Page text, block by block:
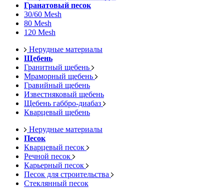
Гранатовый песок
30/60 Mesh
80 Mesh
120 Mesh
Нерудные материалы
Щебень
Гранитный щебень
Мраморный щебень
Гравийный щебень
Известняковый щебень
Щебень габбро-диабаз
Кварцевый щебень
Нерудные материалы
Песок
Кварцевый песок
Речной песок
Карьерный песок
Песок для строительства
Стеклянный песок